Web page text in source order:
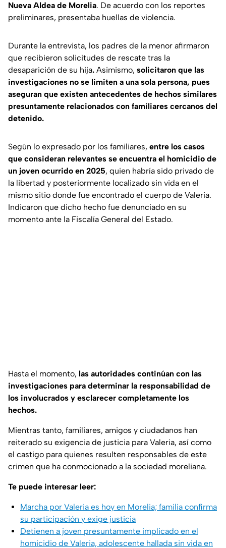
Nueva Aldea de Morelia. De acuerdo con los reportes
preliminares, presentaba huellas de violencia.
Durante la entrevista, los padres de la menor afirmaron
que recibieron solicitudes de rescate tras la
desaparición de su hija. Asimismo, solicitaron que las
investigaciones no se limiten a una sola persona, pues
aseguran que existen antecedentes de hechos similares
presuntamente relacionados con familiares cercanos del
detenido.
Según lo expresado por los familiares, entre los casos
que consideran relevantes se encuentra el homicidio de
un joven ocurrido en 2025, quien habría sido privado de
la libertad y posteriormente localizado sin vida en el
mismo sitio donde fue encontrado el cuerpo de Valeria.
Indicaron que dicho hecho fue denunciado en su
momento ante la Fiscalía General del Estado.
Hasta el momento, las autoridades continúan con las
investigaciones para determinar la responsabilidad de
los involucrados y esclarecer completamente los
hechos.
Mientras tanto, familiares, amigos y ciudadanos han
reiterado su exigencia de justicia para Valeria, así como
el castigo para quienes resulten responsables de este
crimen que ha conmocionado a la sociedad moreliana.
Te puede interesar leer:
Marcha por Valeria es hoy en Morelia; familia confirma
su participación y exige justicia
Detienen a joven presuntamente implicado en el
homicidio de Valeria, adolescente hallada sin vida en